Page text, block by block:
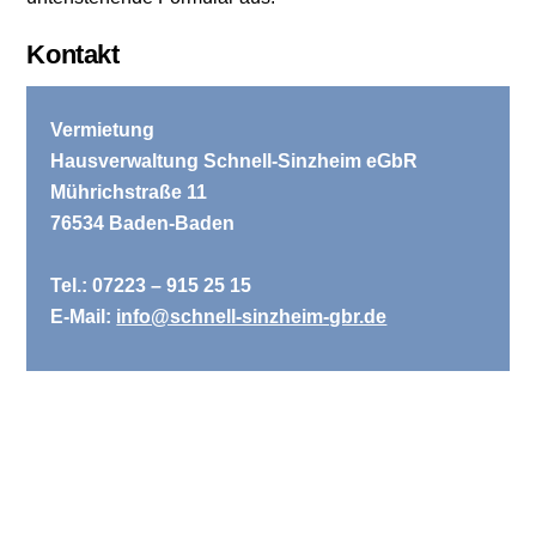
Kontakt
Vermietung
Hausverwaltung Schnell-Sinzheim eGbR
Mührichstraße 11
76534 Baden-Baden
Tel.: 07223 – 915 25 15
E-Mail: info@schnell-sinzheim-gbr.de